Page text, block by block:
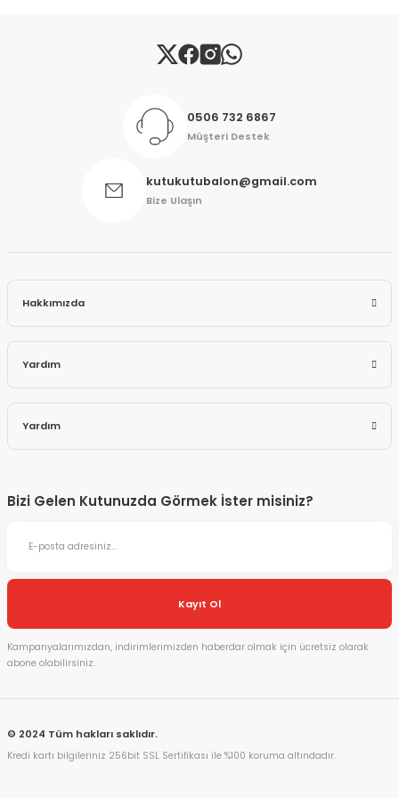
Gönder
0506 732 6867
Müşteri Destek
kutukutubalon@gmail.com
Bize Ulaşın
Hakkımızda
Yardım
Yardım
Bizi Gelen Kutunuzda Görmek İster misiniz?
Kayıt Ol
Kampanyalarımızdan, indirimlerimizden haberdar olmak için ücretsiz olarak
abone olabilirsiniz.
© 2024 Tüm hakları saklıdır.
Kredi kartı bilgileriniz 256bit SSL Sertifikası ile %100 koruma altındadır.